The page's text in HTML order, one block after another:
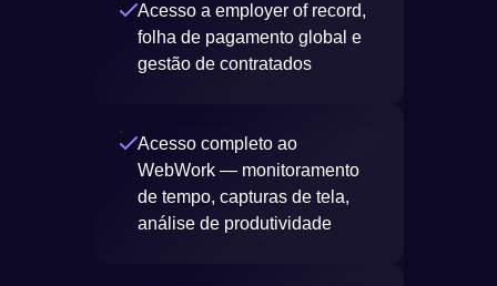
Acesso a employer of record,
folha de pagamento global e
gestão de contratados
Acesso completo ao
WebWork — monitoramento
de tempo, capturas de tela,
análise de produtividade